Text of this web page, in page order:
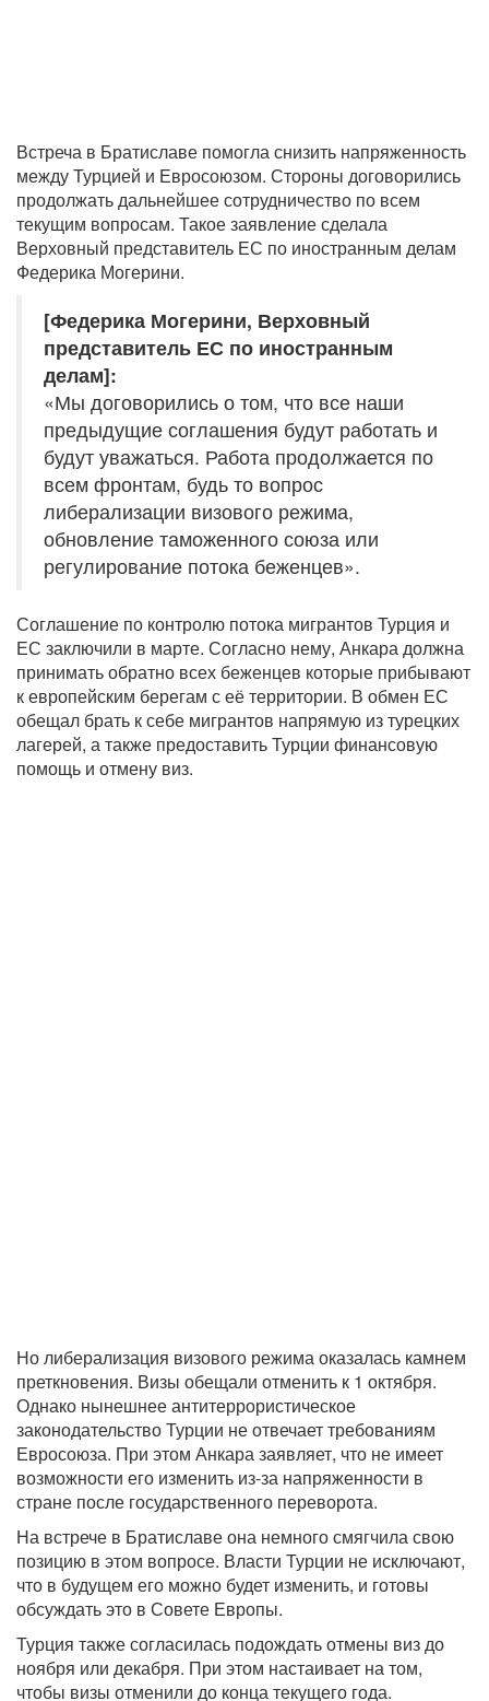
Встреча в Братиславе помогла снизить напряженность
между Турцией и Евросоюзом. Стороны договорились
продолжать дальнейшее сотрудничество по всем
текущим вопросам. Такое заявление сделала
Верховный представитель ЕС по иностранным делам
Федерика Могерини.
[Федерика Могерини, Верховный
представитель ЕС по иностранным
делам]:
«Мы договорились о том, что все наши
предыдущие соглашения будут работать и
будут уважаться. Работа продолжается по
всем фронтам, будь то вопрос
либерализации визового режима,
обновление таможенного союза или
регулирование потока беженцев».
Соглашение по контролю потока мигрантов Турция и
ЕС заключили в марте. Согласно нему, Анкара должна
принимать обратно всех беженцев которые прибывают
к европейским берегам с её территории. В обмен ЕС
обещал брать к себе мигрантов напрямую из турецких
лагерей, а также предоставить Турции финансовую
помощь и отмену виз.
Но либерализация визового режима оказалась камнем
преткновения. Визы обещали отменить к 1 октября.
Однако нынешнее антитеррористическое
законодательство Турции не отвечает требованиям
Евросоюза. При этом Анкара заявляет, что не имеет
возможности его изменить из-за напряженности в
стране после государственного переворота.
На встрече в Братиславе она немного смягчила свою
позицию в этом вопросе. Власти Турции не исключают,
что в будущем его можно будет изменить, и готовы
обсуждать это в Совете Европы.
Турция также согласилась подождать отмены виз до
ноября или декабря. При этом настаивает на том,
чтобы визы отменили до конца текущего года.